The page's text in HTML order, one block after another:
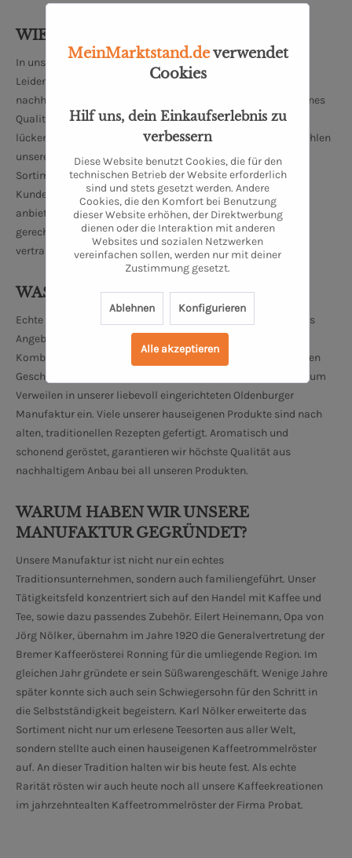
WIE ARBEITEN WIR?
In unserer hauseigenen Manufaktur kreieren wir aus
Leidenschaft, Überzeugung und aus Liebe zum Produkt
nachhaltige Kaffee- und Teekompositionen. Unser hauseigenes
Qualitätsmanagement garantiert zu jeder Erntephase eine
lückenlose Rückstandsprüfung. Während dieser Prüfung wählen
unsere erfahrenen Mitarbeiter besondere Produkte für unser
Sortiment aus. Auf diese Art und Weise können wir unseren
Kunden die besten Kaffee- und Teesorten aus aller Welt
anbieten. Um unseren hohen Qualitätsstandards dauerhaft
gerecht zu werden arbeiten wir eng und ausschließlich mit
vertrauenswürdigen Zulieferern zusammen.
WAS BIETEN WIR AN?
Echte Raritäten und regionale Köstlichkeiten bestimmen das
Angebot unserer Oldenburger Manufaktur. Einzigartige
Kombinationen, geprägt von Qualität und einem einzigartigen
Geschmackserlebnis, laden zum Entdecken, Genießen und zum
Verweilen in unserer liebevoll eingerichteten Oldenburger
Manufaktur ein. Viele unserer hauseigenen Produkte sind nach
alten, traditionellen Rezepten gefertigt. Aromatisch und
schonend geröstet, garantieren wir höchste Qualität aus
nachhaltigem Anbau bei all unseren Produkten.
WARUM HABEN WIR UNSERE
MANUFAKTUR GEGRÜNDET?
Unsere Manufaktur ist nicht nur ein echtes
Traditionsunternehmen, sondern auch familiengeführt. Unser
Tätigkeitsfeld konzentriert sich auf den Handel mit Kaffee und
Tee, sowie dazu passendes Zubehör. Eilert Heinemann, Opa von
Jörg Nölker, übernahm im Jahre 1920 die Generalvertretung der
Bremer Kaffeerösterei Ronning für die umliegende Region. Im
gleichen Jahr gründete er sein Süßwarengeschäft. Wenige Jahre
später konnte sich auch sein Schwiegersohn für den Schritt in
die Selbstständigkeit begeistern. Karl Nölker erweiterte das
Sortiment nicht nur um erlesene Teesorten aus aller Welt,
sondern stellte auch einen hauseigenen Kaffeetrommelröster
auf. An dieser Tradition halten wir bis heute fest. Als echte
Rarität rösten wir auch heute noch all unsere Kaffeekreationen
im jahrzehntealten Kaffeetrommelröster der Firma Probat.
MeinMarktstand.deverwendet
Cookies
Hilf uns, dein Einkaufserlebnis zu
verbessern
Diese Website benutzt Cookies, die für den
technischen Betrieb der Website erforderlich
sind und stets gesetzt werden. Andere
Cookies, die den Komfort bei Benutzung
dieser Website erhöhen, der Direktwerbung
dienen oder die Interaktion mit anderen
Websites und sozialen Netzwerken
vereinfachen sollen, werden nur mit deiner
Zustimmung gesetzt.
Ablehnen Konfigurieren
Alle akzeptieren